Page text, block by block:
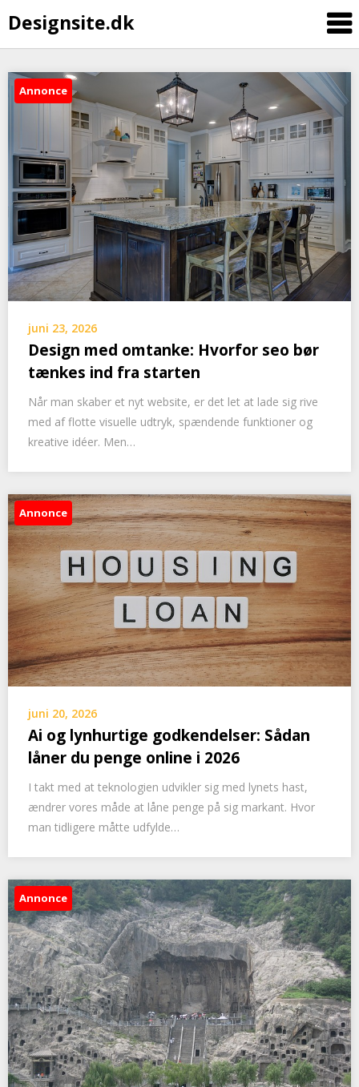
Designsite.dk
Annonce
juni 23, 2026
Design med omtanke: Hvorfor seo bør
tænkes ind fra starten
Når man skaber et nyt website, er det let at lade sig rive
med af flotte visuelle udtryk, spændende funktioner og
kreative idéer. Men…
Annonce
juni 20, 2026
Ai og lynhurtige godkendelser: Sådan
låner du penge online i 2026
I takt med at teknologien udvikler sig med lynets hast,
ændrer vores måde at låne penge på sig markant. Hvor
man tidligere måtte udfylde…
Annonce